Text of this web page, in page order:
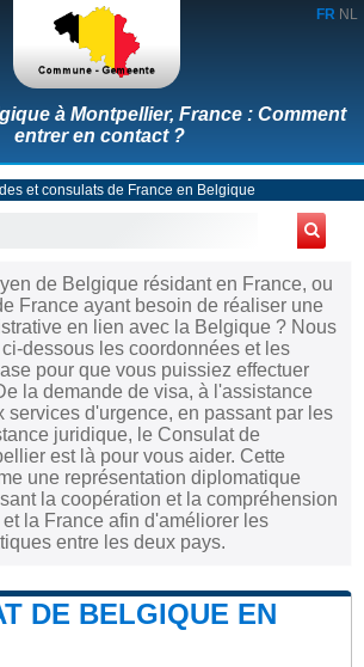
FR NL
à Montpellier, France : Comment
entrer en contact ?
et consulats de France en Belgique
de Belgique résidant en France, ou
France ayant besoin de réaliser une
en lien avec la Belgique ? Nous
dessous les coordonnées et les
pour que vous puissiez effectuer
la demande de visa, à l'assistance
services d'urgence, en passant par les
juridique, le Consulat de
est là pour vous aider. Cette
une représentation diplomatique
la coopération et la compréhension
la France afin d'améliorer les
entre les deux pays.
DE BELGIQUE EN